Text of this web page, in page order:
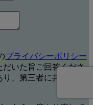
プライバシーポリシー
だいた旨ご回答くださ
、第三者に共有され